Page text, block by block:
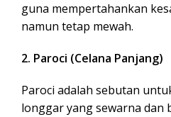
guna mempertahankan
namun tetap mewah.
2. Paroci (Celana Panjang)
Paroci adalah sebutan
longgar yang sewarna dan